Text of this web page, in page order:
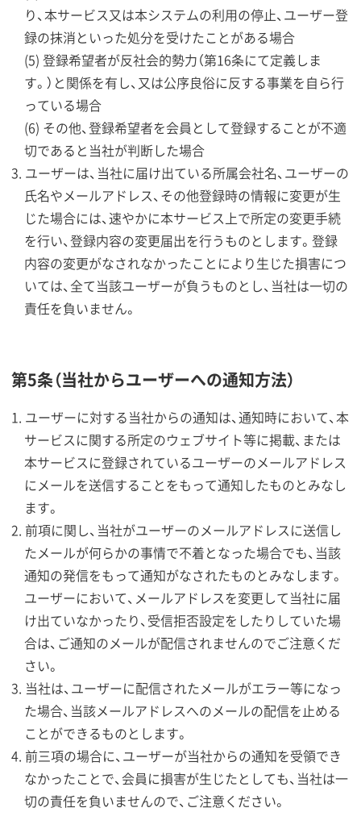
り、本サービス又は本システムの利用の停止、ユーザー登
録の抹消といった処分を受けたことがある場合
(5) 登録希望者が反社会的勢力（第16条にて定義しま
す。）と関係を有し、又は公序良俗に反する事業を自ら行
っている場合
(6) その他、登録希望者を会員として登録することが不適
切であると当社が判断した場合
ユーザーは、当社に届け出ている所属会社名、ユーザーの
氏名やメールアドレス、その他登録時の情報に変更が生
じた場合には、速やかに本サービス上で所定の変更手続
を行い、登録内容の変更届出を行うものとします。登録
内容の変更がなされなかったことにより生じた損害につ
いては、全て当該ユーザーが負うものとし、当社は一切の
責任を負いません。
第5条（当社からユーザーへの通知方法）
ユーザーに対する当社からの通知は、通知時において、本
サービスに関する所定のウェブサイト等に掲載、または
本サービスに登録されているユーザーのメールアドレス
にメールを送信することをもって通知したものとみなし
ます。
前項に関し、当社がユーザーのメールアドレスに送信し
たメールが何らかの事情で不着となった場合でも、当該
通知の発信をもって通知がなされたものとみなします。
ユーザーにおいて、メールアドレスを変更して当社に届
け出ていなかったり、受信拒否設定をしたりしていた場
合は、ご通知のメールが配信されませんのでご注意くだ
さい。
当社は、ユーザーに配信されたメールがエラー等になっ
た場合、当該メールアドレスへのメールの配信を止める
ことができるものとします。
前三項の場合に、ユーザーが当社からの通知を受領でき
なかったことで、会員に損害が生じたとしても、当社は一
切の責任を負いませんので、ご注意ください。